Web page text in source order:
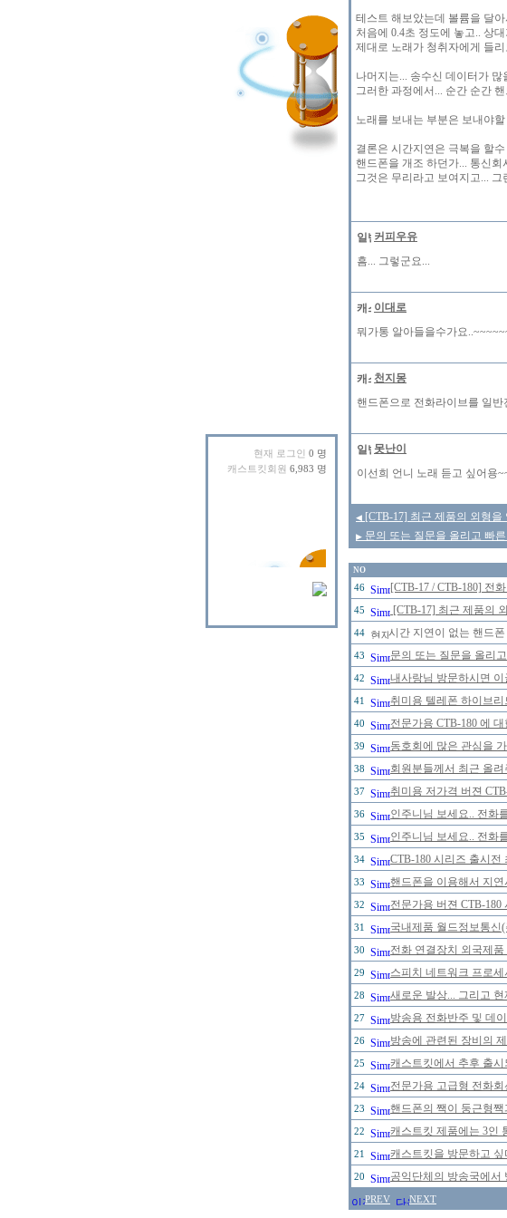
현재 로그인 0 명
캐스트킷회원 6,983 명
테스트 해보았는데 볼륨을 달
처음에 0.4초 정도에 놓고.. 상
제대로 노래가 청취자에게 들
나머지는... 송수신 데이터가
그러한 과정에서... 순간 순간
노래를 보내는 부분은 보내야
결론은 시간지연은 극복을 할
핸드폰을 개조 하던가... 통신회
그것은 무리라고 보여지고...
커피우유
흠... 그렇군요...
이대로
뭐가통 알아들을수가요
천지몽
핸드폰으로 전화라이브를 일
못난이
이선희 언니 노래 듣고 싶어용
◀ [CTB-17] 최근 제품의 외형
▶ 문의 또는 질문을 올리고 빠
NO
46 [CTB-17 / CTB-180] 전
45 [CTB-17] 최근 제품의
44 시간 지연이 없는 핸드
43 문의 또는 질문을 올리
42 내사랑님 방문하시면
41 취미용 텔레폰 하이브
40 전문가용 CTB-180 에
39 동호회에 많은 관심을
38 회원분들께서 최근 올
37 취미용 저가격 버젼
36 인주니님 보세요.. 전화
35 인주니님 보세요.. 전화
34 CTB-180 시리즈 출시전
33 핸드폰을 이용해서 지
32 전문가용 버젼 CTB-
31 국내제품 월드정보통신
30 전화 연결장치 외국제
29 스피치 네트워크 프로
28 새로운 발상... 그리고
27 방송용 전화반주 및 데
26 방송에 관련된 장비의
25 캐스트킷에서 추후 출
24 전문가용 고급형 전화
23 핸드폰의 짹이 둥근형
22 캐스트킷 제품에는 3인
21 캐스트킷을 방문하고
20 공익단체의 방송국에서
PREV NEXT